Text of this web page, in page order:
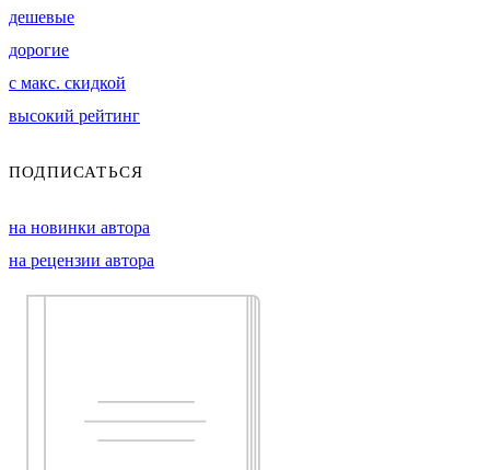
дешевые
дорогие
с макс. скидкой
высокий рейтинг
ПОДПИСАТЬСЯ
на новинки автора
на рецензии автора